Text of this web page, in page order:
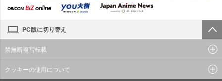
PC版に切り替え
禁無断複写転載
クッキーの使用について